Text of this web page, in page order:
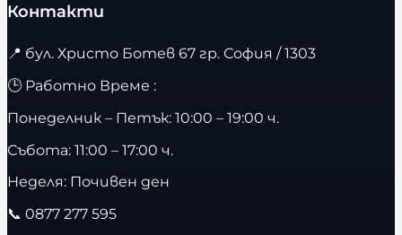
Контакти
📍 бул. Христо Ботев 67 гр. София / 1303
🕒 Работно Време :
Понеделник – Петък: 10:00 – 19:00 ч.
Събота: 11:00 – 17:00 ч.
Неделя: Почивен ден
📞 0877 277 595